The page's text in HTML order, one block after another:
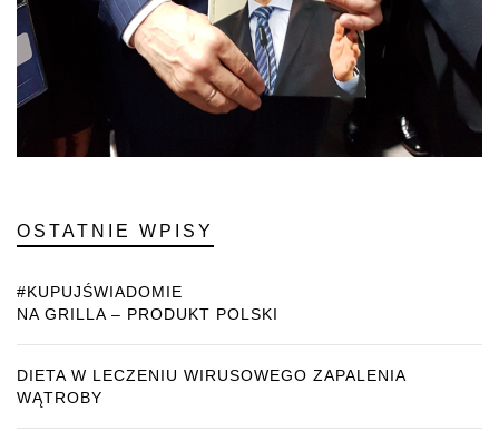
OSTATNIE WPISY
#KUPUJŚWIADOMIE
NA GRILLA – PRODUKT POLSKI
DIETA W LECZENIU WIRUSOWEGO ZAPALENIA
WĄTROBY